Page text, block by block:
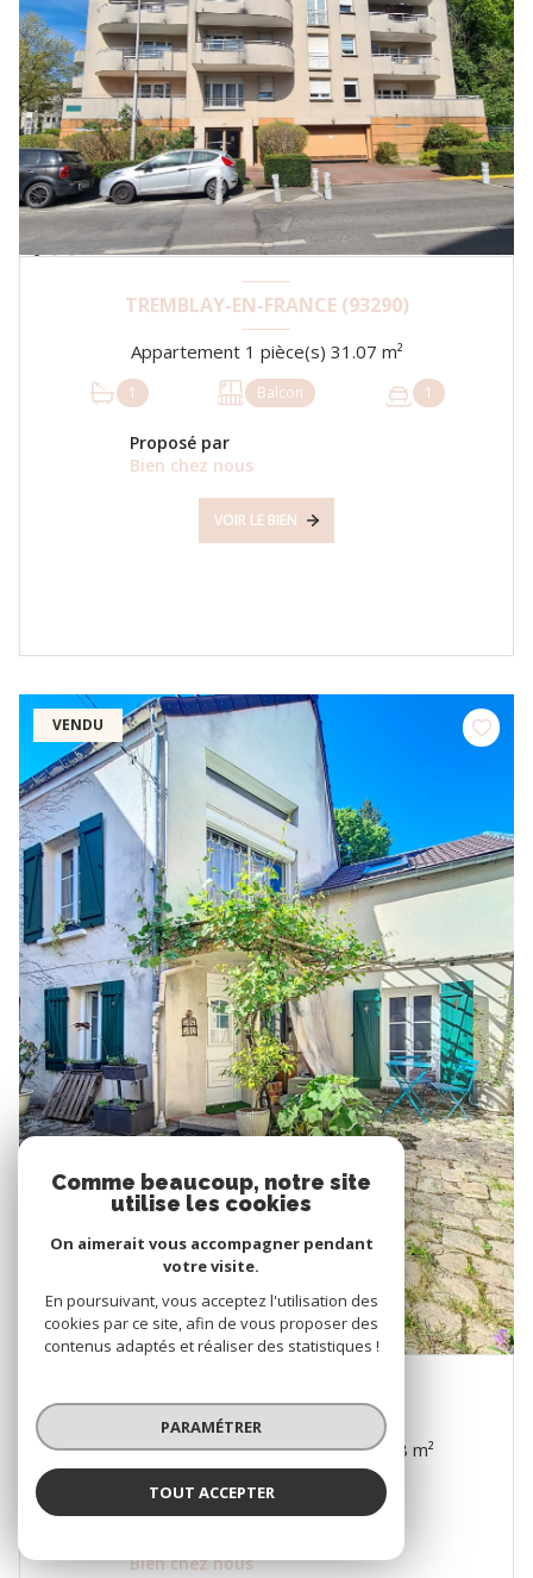
TREMBLAY-EN-FRANCE (93290)
Appartement 1 pièce(s) 31.07 m²
1 Balcon 1
Proposé par
Bien chez nous
VOIR LE BIEN
VENDU
MONTSOULT (95560)
Maison 3 pièce(s) 2 chambre(s) 72.58 m²
Bien chez nous
Comme beaucoup, notre site
utilise les cookies
On aimerait vous accompagner pendant
votre visite.
En poursuivant, vous acceptez l'utilisation des
cookies par ce site, afin de vous proposer des
contenus adaptés et réaliser des statistiques !
PARAMÉTRER
TOUT ACCEPTER